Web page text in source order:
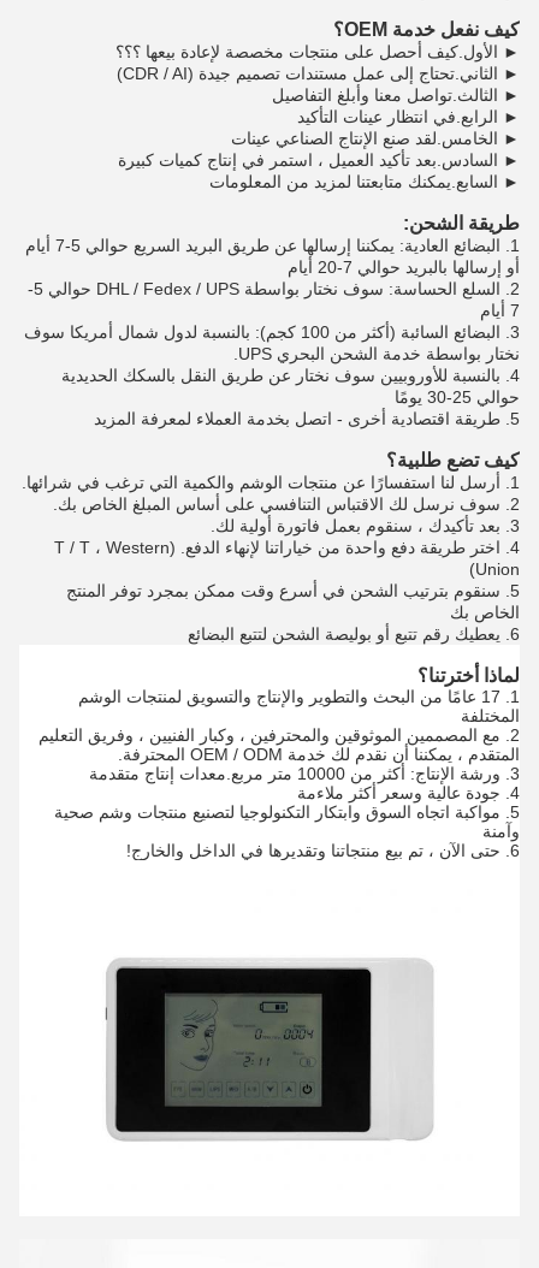
كيف نفعل خدمة OEM؟
► الأول.كيف أحصل على منتجات مخصصة لإعادة بيعها ؟؟؟
► الثاني.تحتاج إلى عمل مستندات تصميم جيدة (CDR / AI)
► الثالث.تواصل معنا وأبلغ التفاصيل
► الرابع.في انتظار عينات التأكيد
► الخامس.لقد صنع الإنتاج الصناعي عينات
► السادس.بعد تأكيد العميل ، استمر في إنتاج كميات كبيرة
► السابع.يمكنك متابعتنا لمزيد من المعلومات
طريقة الشحن:
1. البضائع العادية: يمكننا إرسالها عن طريق البريد السريع حوالي 5-7 أيام
أو إرسالها بالبريد حوالي 7-20 أيام
2. السلع الحساسة: سوف نختار بواسطة DHL / Fedex / UPS حوالي 5-
7 أيام
3. البضائع السائبة (أكثر من 100 كجم): بالنسبة لدول شمال أمريكا سوف
نختار بواسطة خدمة الشحن البحري UPS.
4. بالنسبة للأوروبيين سوف نختار عن طريق النقل بالسكك الحديدية
حوالي 25-30 يومًا
5. طريقة اقتصادية أخرى - اتصل بخدمة العملاء لمعرفة المزيد
كيف تضع طلبية؟
1. أرسل لنا استفسارًا عن منتجات الوشم والكمية التي ترغب في شرائها.
2. سوف نرسل لك الاقتباس التنافسي على أساس المبلغ الخاص بك.
3. بعد تأكيدك ، سنقوم بعمل فاتورة أولية لك.
4. اختر طريقة دفع واحدة من خياراتنا لإنهاء الدفع. (T / T ، Western
Union)
5. سنقوم بترتيب الشحن في أسرع وقت ممكن بمجرد توفر المنتج
الخاص بك
6. يعطيك رقم تتبع أو بوليصة الشحن لتتبع البضائع
لماذا أخترتنا؟
1. 17 عامًا من البحث والتطوير والإنتاج والتسويق لمنتجات الوشم
المختلفة
2. مع المصممين الموثوقين والمحترفين ، وكبار الفنيين ، وفريق التعليم
المتقدم ، يمكننا أن نقدم لك خدمة OEM / ODM المحترفة.
3. ورشة الإنتاج: أكثر من 10000 متر مربع.معدات إنتاج متقدمة
4. جودة عالية وسعر أكثر ملاءمة
5. مواكبة اتجاه السوق وابتكار التكنولوجيا لتصنيع منتجات وشم صحية
وآمنة
6. حتى الآن ، تم بيع منتجاتنا وتقديرها في الداخل والخارج!